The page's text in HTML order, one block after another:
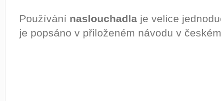
Používání naslouchadla je velice
je popsáno v přiloženém návodu v